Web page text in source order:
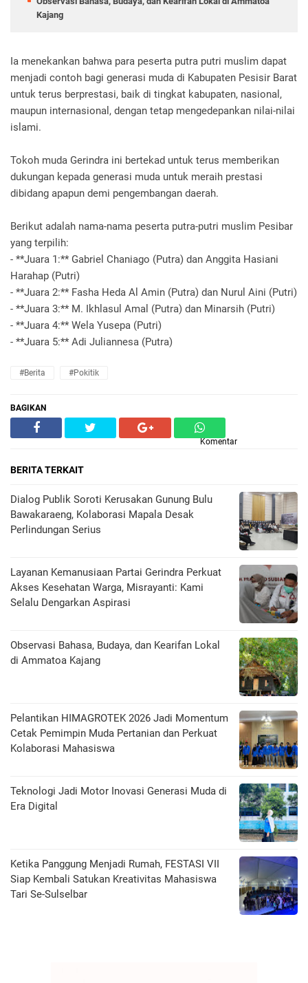
Kajang
Ia menekankan bahwa para peserta putra putri muslim dapat
menjadi contoh bagi generasi muda di Kabupaten Pesisir Barat
untuk terus berprestasi, baik di tingkat kabupaten, nasional,
maupun internasional, dengan tetap mengedepankan nilai-nilai
islami.
Tokoh muda Gerindra ini bertekad untuk terus memberikan
dukungan kepada generasi muda untuk meraih prestasi
dibidang apapun demi pengembangan daerah.
Berikut adalah nama-nama peserta putra-putri muslim Pesibar
yang terpilih:
- **Juara 1:** Gabriel Chaniago (Putra) dan Anggita Hasiani
Harahap (Putri)
- **Juara 2:** Fasha Heda Al Amin (Putra) dan Nurul Aini (Putri)
- **Juara 3:** M. Ikhlasul Amal (Putra) dan Minarsih (Putri)
- **Juara 4:** Wela Yusepa (Putri)
- **Juara 5:** Adi Juliannesa (Putra)
#Berita #Pokitik
BAGIKAN
Komentar
BERITA TERKAIT
Dialog Publik Soroti Kerusakan Gunung Bulu
Bawakaraeng, Kolaborasi Mapala Desak
Perlindungan Serius
Layanan Kemanusiaan Partai Gerindra Perkuat
Akses Kesehatan Warga, Misrayanti: Kami
Selalu Dengarkan Aspirasi
Observasi Bahasa, Budaya, dan Kearifan Lokal
di Ammatoa Kajang
Pelantikan HIMAGROTEK 2026 Jadi Momentum
Cetak Pemimpin Muda Pertanian dan Perkuat
Kolaborasi Mahasiswa
Teknologi Jadi Motor Inovasi Generasi Muda di
Era Digital
Ketika Panggung Menjadi Rumah, FESTASI VII
Siap Kembali Satukan Kreativitas Mahasiswa
Tari Se-Sulselbar